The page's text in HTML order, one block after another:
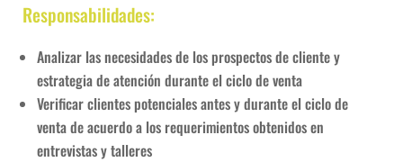
Responsabilidades:
Analizar las necesidades de los prospectos de cliente y
estrategia de atención durante el ciclo de venta
Verificar clientes potenciales antes y durante el ciclo de
venta de acuerdo a los requerimientos obtenidos en
entrevistas y talleres